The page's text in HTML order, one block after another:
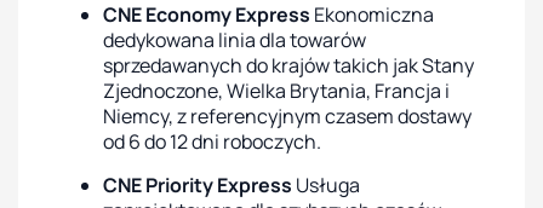
CNE Economy Express Ekonomiczna
dedykowana linia dla towarów
sprzedawanych do krajów takich jak Stany
Zjednoczone, Wielka Brytania, Francja i
Niemcy, z referencyjnym czasem dostawy
od 6 do 12 dni roboczych.
CNE Priority Express Usługa